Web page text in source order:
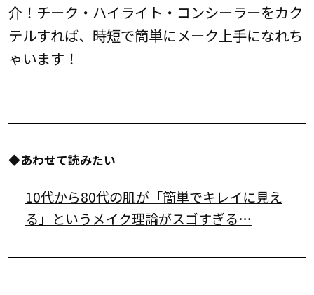
介！チーク・ハイライト・コンシーラーをカク
テルすれば、時短で簡単にメーク上手になれち
ゃいます！
◆あわせて読みたい
10代から80代の肌が「簡単でキレイに見え
る」というメイク理論がスゴすぎる…